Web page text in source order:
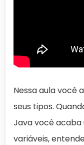
Nessa aula você
seus tipos.
Java você acaba
variáveis,